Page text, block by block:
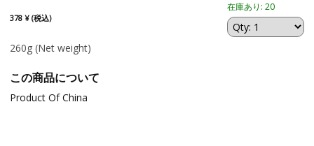
378 ¥ (税込)
在庫あり: 20
260g (Net weight)
この商品について
Product Of China